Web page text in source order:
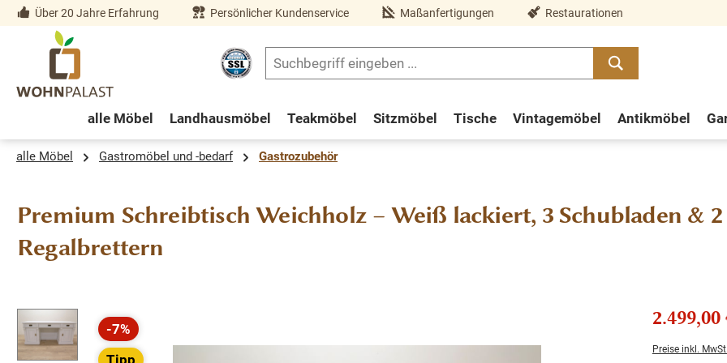
Zur Hauptnavigation springen
Über 20 Jahre Erfahrung Persönlicher Kundenservice Maßanfertigungen Restaurationen
alle Möbel Landhausmöbel Teakmöbel Sitzmöbel Tische Vintagemöbel Antikmöbel
alle Möbel Gastromöbel und -bedarf Gastrozubehör
Premium Schreibtisch Weichholz – Weiß lackiert, 3 Schubladen &
Regalbrettern
Bildergalerie überspringen
-7%
Rabatt
Tipp
2.499,00
Preise inkl.